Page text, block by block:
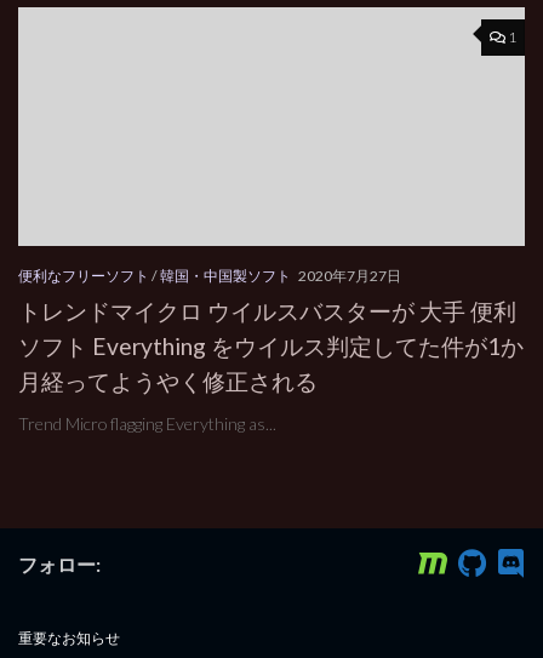
1
便利なフリーソフト /韓国・中国製ソフト 2020年7月27日
トレンドマイクロ ウイルスバスターが 大手 便利
ソフト Everything をウイルス判定してた件が1か
月経ってようやく修正される
Trend Micro flagging Everything as...
フォロー:
重要なお知らせ